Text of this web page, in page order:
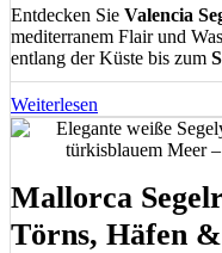
Entdecken Sie Valencia
mediterranem Flair und
entlang der Küste bis zum
Schulen. Erleben Sie
und Teamevents auf dem
Segelabenteuer in
Tipps und Angeboten.
Weiterlesen
Mallorca
Törns, Häfen